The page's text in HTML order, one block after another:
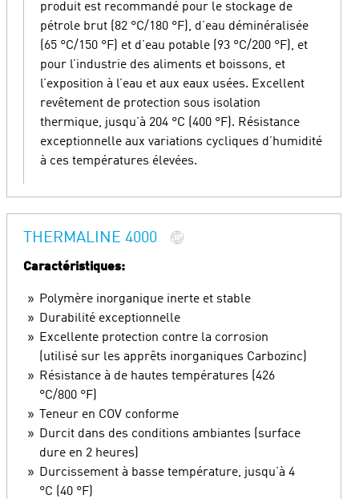
produit est recommandé pour le stockage de
pétrole brut (82 °C/180 °F), d’eau déminéralisée
(65 °C/150 °F) et d’eau potable (93 °C/200 °F), et
pour l’industrie des aliments et boissons, et
l’exposition à l’eau et aux eaux usées. Excellent
revêtement de protection sous isolation
thermique, jusqu’à 204 °C (400 °F). Résistance
exceptionnelle aux variations cycliques d’humidité
à ces températures élevées.
THERMALINE 4000
Caractéristiques:
Polymère inorganique inerte et stable
Durabilité exceptionnelle
Excellente protection contre la corrosion
(utilisé sur les apprêts inorganiques Carbozinc)
Résistance à de hautes températures (426
°C/800 °F)
Teneur en COV conforme
Durcit dans des conditions ambiantes (surface
dure en 2 heures)
Durcissement à basse température, jusqu’à 4
°C (40 °F)